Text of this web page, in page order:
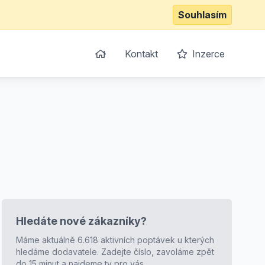
Souhlasím
Kontakt Inzerce
Hledáte nové zákazníky?
Máme aktuálně 6.618 aktivních poptávek u kterých
hledáme dodavatele. Zadejte číslo, zavoláme zpět